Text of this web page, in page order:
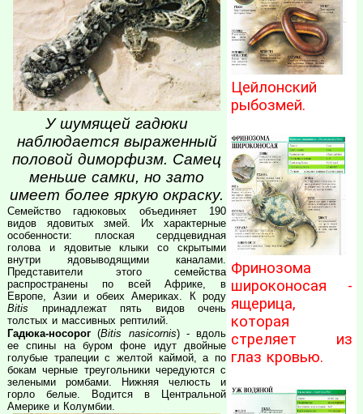
У шумящей гадюки
наблюдается выраженный
половой диморфизм. Самец
меньше самки, но зато
имеет более яркую окраску.
Семейство гадюковых объединяет 190
видов ядовитых змей. Их характерные
особенности: плоская сердцевидная
голова и ядовитые клыки со скрытыми
внутри ядовыводящими каналами.
Представители этого семейства
распространены по всей Африке, в
Европе, Азии и обеих Америках. К роду
Bitis принадлежат пять видов очень
толстых и массивных рептилий.
Гадюка-носорог (Bitis nasicornis) - вдоль
ее спины на буром фоне идут двойные
голубые трапеции с желтой каймой, а по
бокам черные треугольники чередуются с
зелеными ромбами. Нижняя челюсть и
горло белые. Водится в Центральной
Америке и Колумбии.
Цейлонский
рыбозмей.
Фринозома
широконосая -
ящерица,
которая
стреляет из
глаз кровью.